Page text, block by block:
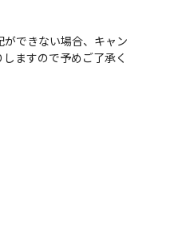
できない場合、キャン
ますので予めご了承く